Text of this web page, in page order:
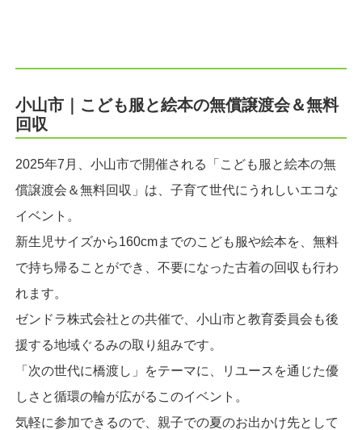
小山市｜こども服と絵本の無償譲渡会＆無料
回収
2025年7月、小山市で開催される「こども服と絵本の無
償譲渡会＆無料回収」は、子育て世代にうれしいエコな
イベント。
新生児サイズから160cmまでのこども服や絵本を、無料
で持ち帰ることができ、不要になった古着の回収も行わ
れます。
ゼンドラ株式会社との共催で、小山市と教育委員会も後
援する地域ぐるみの取り組みです。
「次の世代に橋渡し」をテーマに、リユースを通じた優
しさと循環の輪が広がるこのイベント。
気軽に参加できるので、親子での夏のお出かけ先として